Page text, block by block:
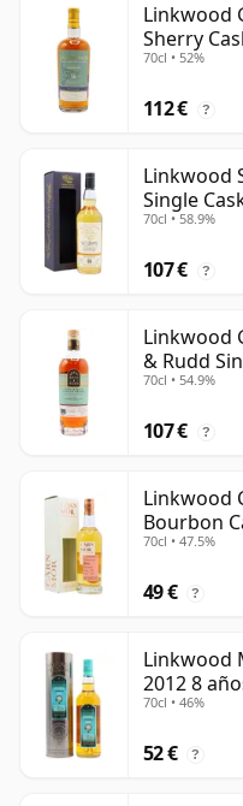
Linkwood
Sherry
70cl • 52%
112 € ?
Linkwood
Single
70cl • 58.9%
107 € ?
Linkwood
& Rudd
70cl • 54.9%
107 € ?
Linkwood
Bourbon
70cl • 47.5%
49 € ?
Linkwood
2012 8
70cl • 46%
52 € ?